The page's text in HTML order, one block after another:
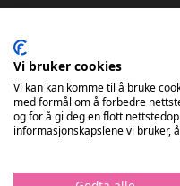
Marked
Investor
Vi bruker cookies
Vi kan kan komme til å bruke
med formål om å forbedre
og for å gi deg en flott
informasjonskapslene vi bruker,